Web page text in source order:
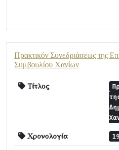
Πρακτικόν Συνεδριάσεως της
Συμβουλίου Χανίων
Τίτλος
Χρονολογία